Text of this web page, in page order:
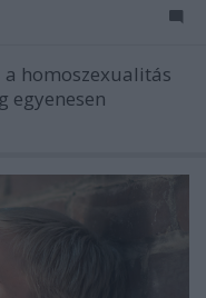
homoszexualitás
egyenesen